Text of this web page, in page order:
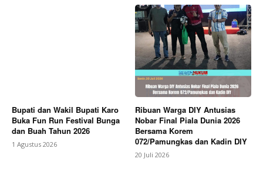
Bupati dan Wakil Bupati Karo
Buka Fun Run Festival Bunga
dan Buah Tahun 2026
1 Agustus 2026
Ribuan Warga DIY Antusias
Nobar Final Piala Dunia 2026
Bersama Korem
072/Pamungkas dan Kadin DIY
20 Juli 2026